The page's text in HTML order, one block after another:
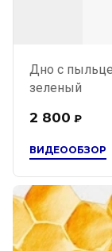
Дно с
зеленый
ВИДЕООБЗОР
2 800 ₽